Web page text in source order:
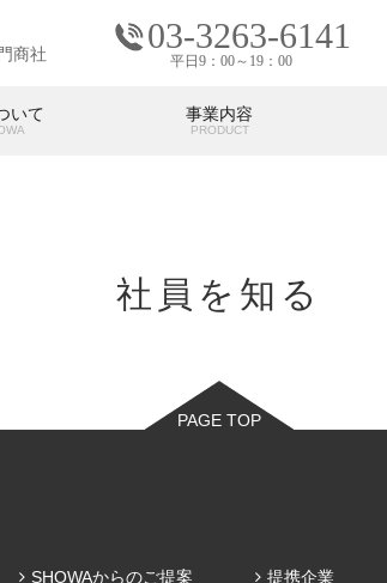
商社
03-3263-6141
平日9：00～19：00
いて 事業内容
PRODUCT
社員を知る
PAGE TOP
SHOWAからのご提案
提携企業